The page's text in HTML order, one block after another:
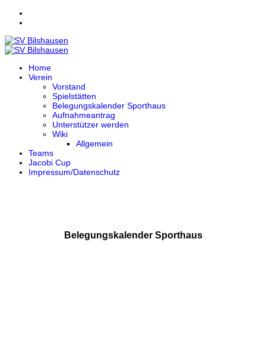
Home
Verein
Vorstand
Spielstätten
Belegungskalender Sporthaus
Aufnahmeantrag
Unterstützer werden
Wiki
Allgemein
Teams
Jacobi Cup
Impressum/Datenschutz
Belegungskalender Sporthaus